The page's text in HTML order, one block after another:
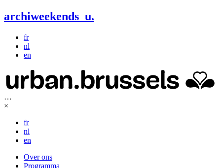
archiweekends u.
fr
nl
en
…
×
fr
nl
en
Over ons
Programma